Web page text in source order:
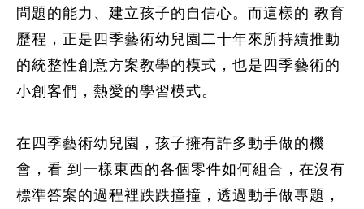
問題的能力、建立孩子的自信心。而這樣的 教育
歷程，正是四季藝術幼兒園二十年來所持續推動
的統整性創意方案教學的模式，也是四季藝術的
小創客們，熱愛的學習模式。
在四季藝術幼兒園，孩子擁有許多動手做的機
會，看 到一樣東西的各個零件如何組合，在沒有
標準答案的過程裡跌跌撞撞，透過動手做專題，